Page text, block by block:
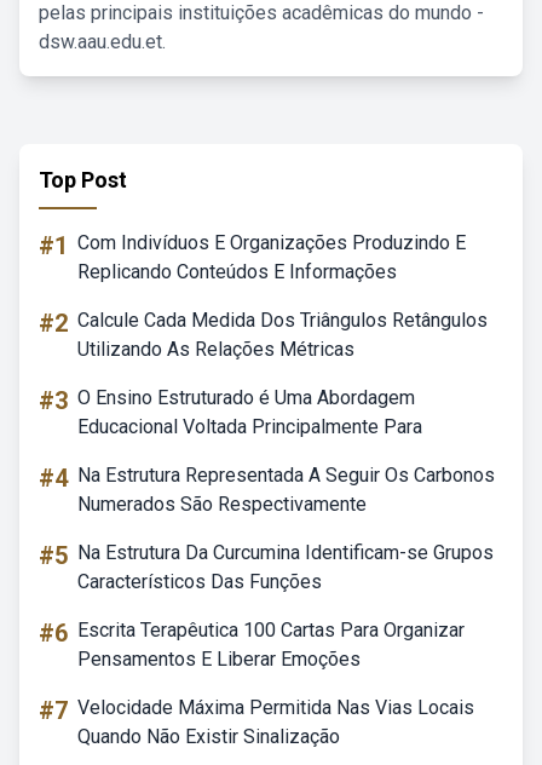
pelas principais instituições acadêmicas do mundo -
dsw.aau.edu.et.
Top Post
#1 Com Indivíduos E Organizações Produzindo E
Replicando Conteúdos E Informações
#2 Calcule Cada Medida Dos Triângulos Retângulos
Utilizando As Relações Métricas
#3 O Ensino Estruturado é Uma Abordagem
Educacional Voltada Principalmente Para
#4 Na Estrutura Representada A Seguir Os Carbonos
Numerados São Respectivamente
#5 Na Estrutura Da Curcumina Identificam-se Grupos
Característicos Das Funções
#6 Escrita Terapêutica 100 Cartas Para Organizar
Pensamentos E Liberar Emoções
#7 Velocidade Máxima Permitida Nas Vias Locais
Quando Não Existir Sinalização